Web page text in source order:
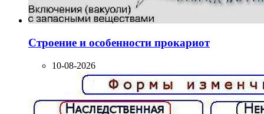
Строение и особенности прокариот
10-08-2026